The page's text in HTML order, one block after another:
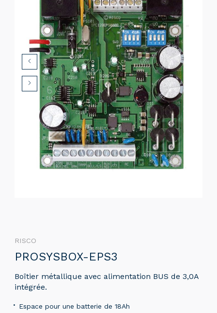
RISCO
PROSYSBOX-EPS3
Boîtier métallique avec alimentation BUS de 3,0A
intégrée.
Espace pour une batterie de 18Ah